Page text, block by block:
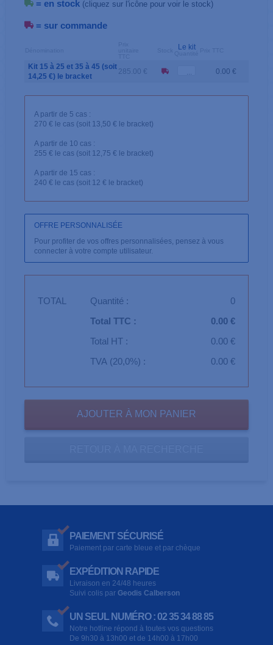
= en stock (cliquez sur l'icône pour voir le stock)
= sur commande
Le kit
Kit 15 à 25 et 35 à 45 (soit
14,25 €) le bracket
285.00 € 0.00 €
A partir de 5 cas :
270 € le cas (soit 13,50 € le bracket)
A partir de 10 cas :
255 € le cas (soit 12,75 € le bracket)
A partir de 15 cas :
240 € le cas (soit 12 € le bracket)
OFFRE PERSONNALISÉE
Pour profiter de vos offres personnalisées, pensez à vous
connecter à votre compte utilisateur.
TOTAL Quantité :
0
Total TTC :
0.00 €
Total HT :
0.00 €
TVA (20,0%) :
0.00 €
PAIEMENT SÉCURISÉ
Paiement par carte bleue et par chèque
EXPÉDITION RAPIDE
Livraison en 24/48 heures
Suivi colis par Geodis Calberson
UN SEUL NUMÉRO : 02 35 34 88 85
Notre hotline répond à toutes vos questions
De 9h30 à 13h00 et de 14h00 à 17h00